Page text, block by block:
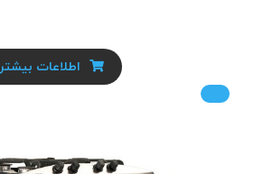
اطلاعات بیشتر